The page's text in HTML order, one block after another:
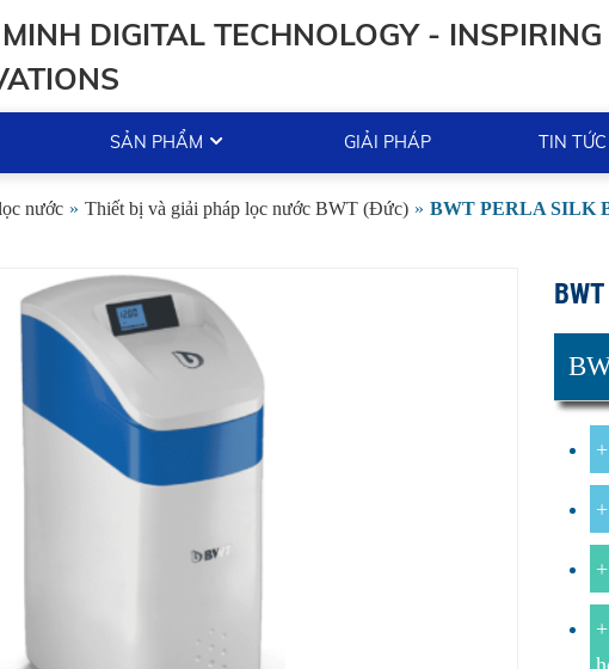
DIGITAL TECHNOLOGY -
SẢN PHẨM GIẢI PHÁP TIN TỨC
nước » Thiết bị và giải pháp lọc nước BWT (Đức) » BWT PERLA SILK